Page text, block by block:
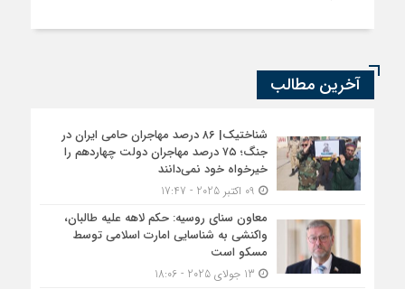
آخرین مطالب
شناختیک| ۸۶ درصد مهاجران حامی ایران در
جنگ؛ ۷۵ درصد مهاجران دولت چهاردهم را
خیرخواه خود نمی‌دانند
معاون سنای روسیه: حکم لاهه علیه طالبان،
واکنشی به شناسایی امارت اسلامی توسط
مسکو است